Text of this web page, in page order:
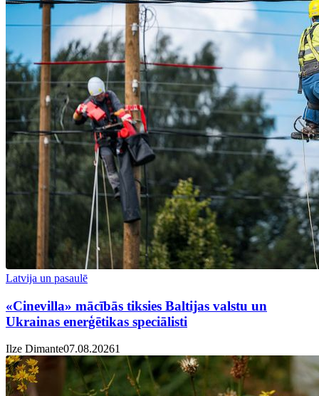
Latvija un pasaulē
«Cinevilla» mācībās tiksies Baltijas valstu un
Ukrainas enerģētikas speciālisti
Ilze Dimante07.08.20261